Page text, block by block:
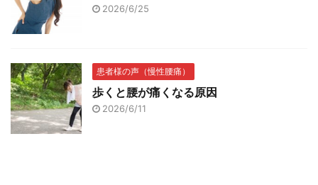
2026/6/25
患者様の声（慢性腰痛）
歩くと腰が痛くなる原因
2026/6/11